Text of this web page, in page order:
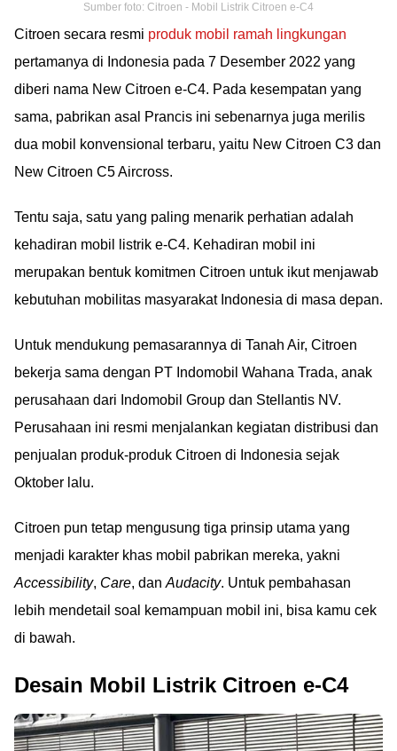
Sumber foto: Citroen - Mobil Listrik Citroen e-C4
Citroen secara resmi produk mobil ramah lingkungan
pertamanya di Indonesia pada 7 Desember 2022 yang
diberi nama New Citroen e-C4. Pada kesempatan yang
sama, pabrikan asal Prancis ini sebenarnya juga merilis
dua mobil konvensional terbaru, yaitu New Citroen C3 dan
New Citroen C5 Aircross.
Tentu saja, satu yang paling menarik perhatian adalah
kehadiran mobil listrik e-C4. Kehadiran mobil ini
merupakan bentuk komitmen Citroen untuk ikut menjawab
kebutuhan mobilitas masyarakat Indonesia di masa depan.
Untuk mendukung pemasarannya di Tanah Air, Citroen
bekerja sama dengan PT Indomobil Wahana Trada, anak
perusahaan dari Indomobil Group dan Stellantis NV.
Perusahaan ini resmi menjalankan kegiatan distribusi dan
penjualan produk-produk Citroen di Indonesia sejak
Oktober lalu.
Citroen pun tetap mengusung tiga prinsip utama yang
menjadi karakter khas mobil pabrikan mereka, yakni
Accessibility, Care, danAudacity. Untuk pembahasan
lebih mendetail soal kemampuan mobil ini, bisa kamu cek
di bawah.
Desain Mobil Listrik Citroen e-C4